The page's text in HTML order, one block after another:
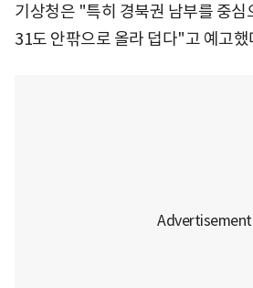
기상청은 "특히 경북권 남부를 중심
31도 안팎으로 올라 덥다"고 예고했